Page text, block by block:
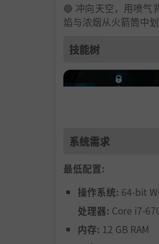
🔵 冲向天空，用喷气
焰与浓烟从火箭筒中划
技能树
🔵 打造你的传奇。
输出，解锁无限的子
系统需求
最低配置:
操作系统: 64-bit
处理器: Core i7-
内存: 12 GB RAM